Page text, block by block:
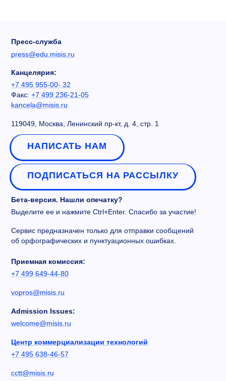
Пресс-служба
press@edu.misis.ru
Канцелярия:
+7 495 955-00- 32
Факс: +7 499 236-21-05
kancela@misis.ru
119049, Москва, Ленинский пр-кт, д. 4, стр. 1
НАПИСАТЬ НАМ
ПОДПИСАТЬСЯ НА РАССЫЛКУ
Бета-версия. Нашли опечатку?
Выделите ее и нажмите Ctrl+Enter. Спасибо за участие!
Сервис предназначен только для отправки сообщений
об орфографических и пунктуационных ошибках.
Приемная комиссия:
+7 499 649-44-80
vopros@misis.ru
Admission Issues:
welcome@misis.ru
Центр коммерциализации технологий
+7 495 638-46-57
cctt@misis.ru